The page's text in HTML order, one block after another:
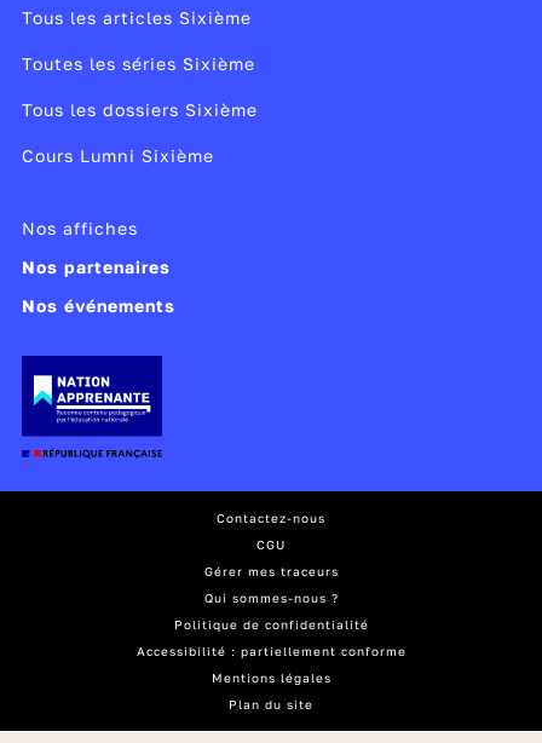
pour coder.
Réalisateur :Liliane Kahmsay, Florent
Masseglia
Kremer, Didier Roy
Année de copyright :
Année de production :
Modifié le 10/07/26
Tous les articles Sixième
Toutes les séries Sixième
Tous les dossiers Sixième
Cours Lumni Sixième
Nos affiches
Nos partenaires
Nos événements
Contactez-nous
CGU
Gérer mes traceurs
Qui sommes-nous ?
Politique de confidentialité
Accessibilité : partiellement conforme
Mentions légales
Plan du site